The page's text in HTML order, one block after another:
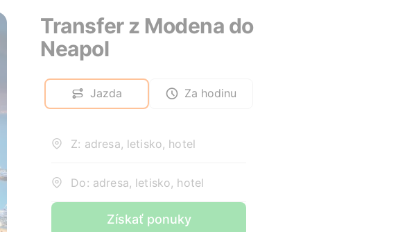
Transfer z Modena do
Neapol
Jazda Za hodinu
Z: adresa, letisko, hotel
Do: adresa, letisko, hotel
Získať ponuky